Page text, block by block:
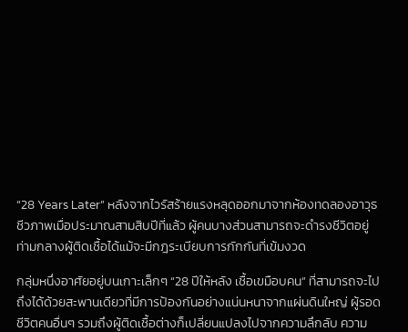
“28 Years Later” หลังจากไวรัสร้ายแรงหลุดออกมาจากห้องทดลองอาวุธ
ชีวภาพเมื่อประมาณสามสิบปีที่แล้ว ผู้คนบางส่วนสามารถจะดำรงชีวิตอยู่
ท่ามกลางผู้ติดเชื้อได้แม้จะมีกฎระเบียบการกักกันที่เข้มงวด
กลุ่มหนึ่งอาศัยอยู่บนเกาะเล็กๆ “28 ปีให้หลัง เชื้อเขมือบคน” ที่สามารถจะไป
ถึงได้ด้วยสะพานเดียวที่มีการป้องกันอย่างแน่นหนาจากแผ่นดินใหญ่ ผู้รอด
ชีวิตคนอื่นๆ รวมถึงผู้ติดเชื้อต่างก็เปลี่ยนแปลงไปจากความลึกลับ ความ